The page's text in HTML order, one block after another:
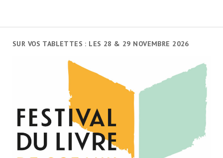
SUR VOS TABLETTES : LES 28 & 29 NOVEMBRE 2026